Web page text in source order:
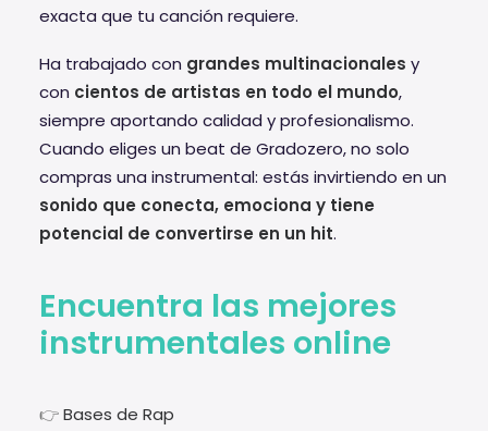
exacta que tu canción requiere.
Ha trabajado con grandes multinacionales y
con cientos de artistas en todo el mundo,
siempre aportando calidad y profesionalismo.
Cuando eliges un beat de Gradozero, no solo
compras una instrumental: estás invirtiendo en un
sonido que conecta, emociona y tiene
potencial de convertirse en un hit.
Encuentra las mejores
instrumentales online
👉Bases de Rap